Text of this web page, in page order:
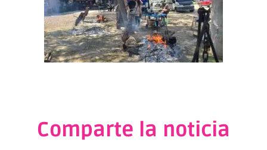
Comparte la noticia